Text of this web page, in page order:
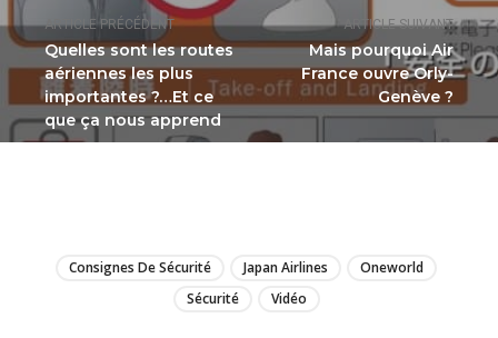
ARTICLE PRÉCÉDENT
Quelles sont les routes
aériennes les plus
importantes ?…Et ce
que ça nous apprend
ARTICLE SUIVANT
Mais pourquoi Air
France ouvre Orly-
Genève ?
Consignes De Sécurité Japan Airlines
Oneworld
Sécurité
Vidéo